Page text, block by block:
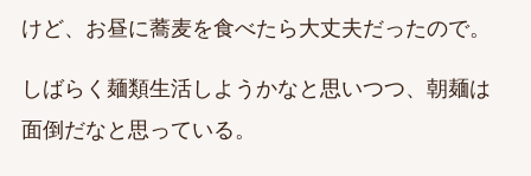
けど、お昼に蕎麦を食べたら大丈夫だったので。
しばらく麺類生活しようかなと思いつつ、朝麺は
面倒だなと思っている。